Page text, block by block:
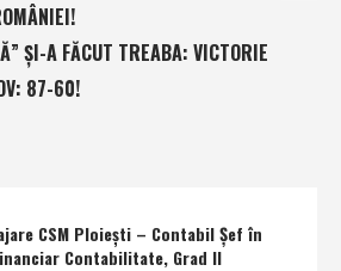
ŞI-A FĂCUT TREABA: VICTORIE
87-60!
CSM Ploieşti – Contabil Şef în
Contabilitate, Grad II